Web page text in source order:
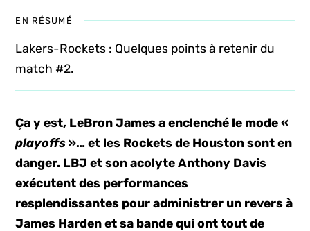
EN RÉSUMÉ
Lakers-Rockets : Quelques points à retenir du
match #2.
Ça y est, LeBron James a enclenché le mode «
playoffs »… et les Rockets de Houston sont en
danger. LBJ et son acolyte Anthony Davis
exécutent des performances
resplendissantes pour administrer un revers à
James Harden et sa bande qui ont tout de